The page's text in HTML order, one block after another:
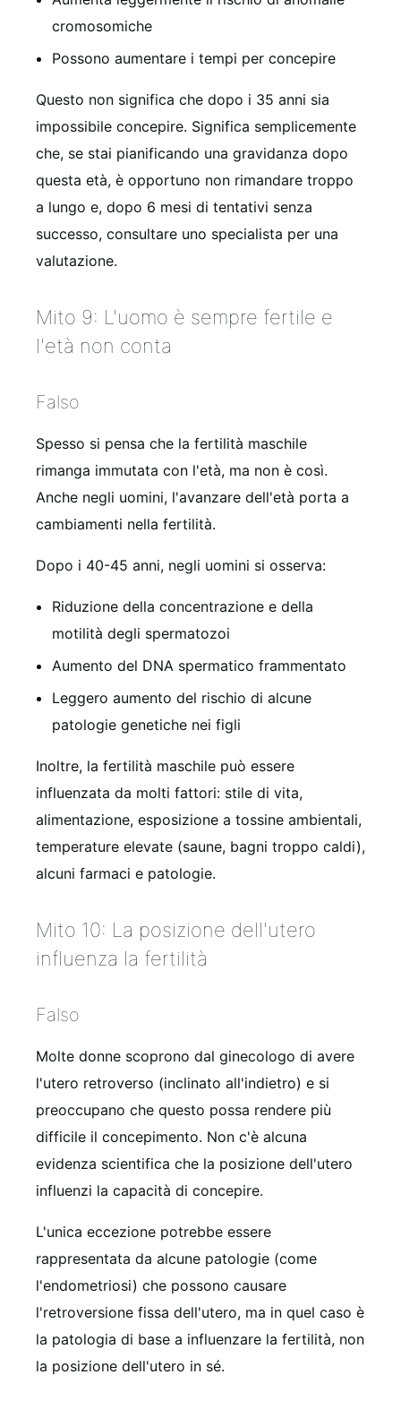
cromosomiche
Possono aumentare i tempi per concepire
Questo non significa che dopo i 35 anni sia
impossibile concepire. Significa semplicemente
che, se stai pianificando una gravidanza dopo
questa età, è opportuno non rimandare troppo
a lungo e, dopo 6 mesi di tentativi senza
successo, consultare uno specialista per una
valutazione.
Mito 9: L'uomo è sempre fertile e
l'età non conta
Falso
Spesso si pensa che la fertilità maschile
rimanga immutata con l'età, ma non è così.
Anche negli uomini, l'avanzare dell'età porta a
cambiamenti nella fertilità.
Dopo i 40-45 anni, negli uomini si osserva:
Riduzione della concentrazione e della
motilità degli spermatozoi
Aumento del DNA spermatico frammentato
Leggero aumento del rischio di alcune
patologie genetiche nei figli
Inoltre, la fertilità maschile può essere
influenzata da molti fattori: stile di vita,
alimentazione, esposizione a tossine ambientali,
temperature elevate (saune, bagni troppo caldi),
alcuni farmaci e patologie.
Mito 10: La posizione dell'utero
influenza la fertilità
Falso
Molte donne scoprono dal ginecologo di avere
l'utero retroverso (inclinato all'indietro) e si
preoccupano che questo possa rendere più
difficile il concepimento. Non c'è alcuna
evidenza scientifica che la posizione dell'utero
influenzi la capacità di concepire.
L'unica eccezione potrebbe essere
rappresentata da alcune patologie (come
l'endometriosi) che possono causare
l'retroversione fissa dell'utero, ma in quel caso è
la patologia di base a influenzare la fertilità, non
la posizione dell'utero in sé.